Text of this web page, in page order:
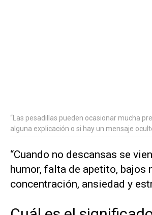
“Las pesadillas pueden ocasionar mucha
alguna explicación o si hay un mensaje
“Cuando no descansas se
humor, falta de apetito, bajos
concentración, ansiedad y